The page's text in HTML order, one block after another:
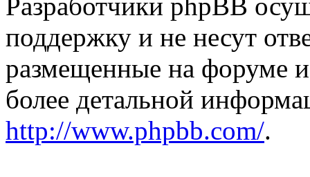
Разработчики phpBB
поддержку и не несут
размещенные на форуме
более детальной
http://www.phpbb.com/.